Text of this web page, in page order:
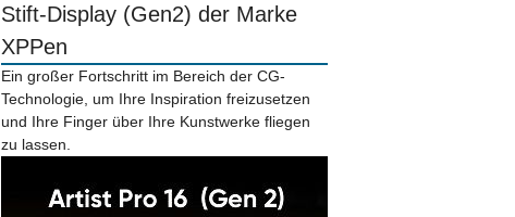
Stift-Display (Gen2) der Marke
XPPen
Ein großer Fortschritt im Bereich der CG-
Technologie, um Ihre Inspiration freizusetzen
und Ihre Finger über Ihre Kunstwerke fliegen
zu lassen.